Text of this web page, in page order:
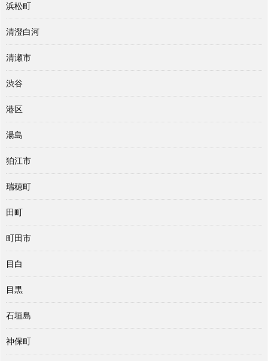
浜松町
清澄白河
清瀬市
渋谷
港区
湯島
狛江市
瑞穂町
田町
町田市
目白
目黒
石垣島
神保町